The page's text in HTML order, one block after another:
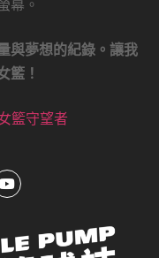
幕。
與夢想的紀錄。讓我
籃！
籃守望者